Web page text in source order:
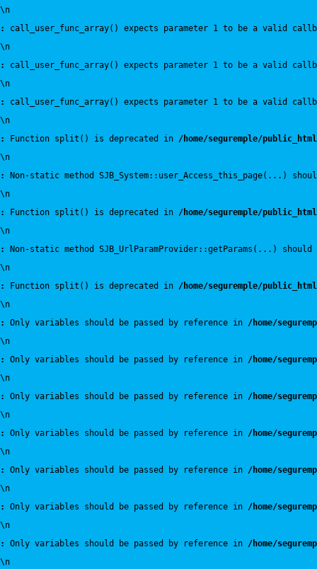
\n
:
call_user_func_array() expects parameter 1 to be a valid
\n
:
call_user_func_array() expects parameter 1 to be a valid
\n
:
call_user_func_array() expects parameter 1 to be a valid
\n
:
Function split() is deprecated in /home/seguremple/
\n
:
Non-static method SJB_System::user_Access_this_page(...)
\n
:
Function split() is deprecated in /home/seguremple/
\n
:
Non-static method SJB_UrlParamProvider::getParams(...)
\n
:
Function split() is deprecated in /home/seguremple/
\n
:
Only variables should be passed by reference in /home/
\n
:
Only variables should be passed by reference in /home/
\n
:
Only variables should be passed by reference in /home/
\n
:
Only variables should be passed by reference in /home/
\n
:
Only variables should be passed by reference in /home/
\n
:
Only variables should be passed by reference in /home/
\n
:
Only variables should be passed by reference in /home/
\n